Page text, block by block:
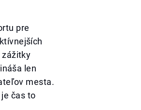
pre
zážitky
len
mesta.
čas to